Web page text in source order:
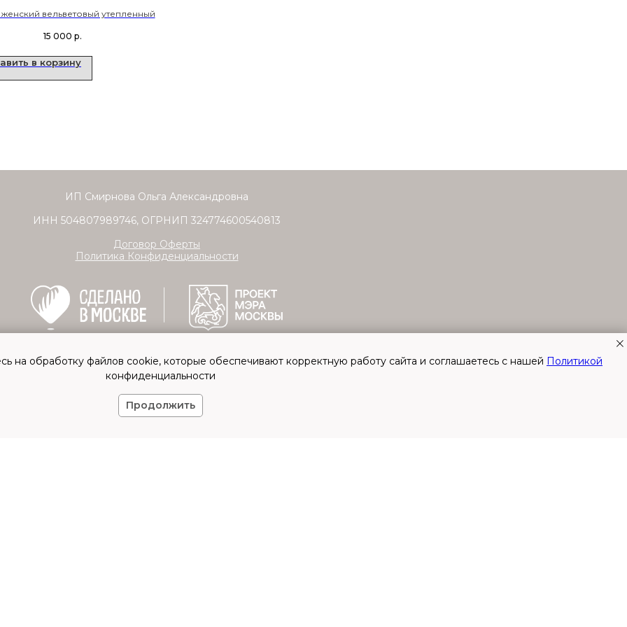
вельветовый утепленный
15 000 р.
в корзину
ИП Смирнова Ольга Александровна
ИНН 504807989746, ОГРНИП 324774600540813
Договор Оферты
Политика Конфиденциальности
на обработку файлов cookie, которые обеспечивают корректную работу сайта и соглашаетесь с нашей Политикой
конфиденциальности
Продолжить